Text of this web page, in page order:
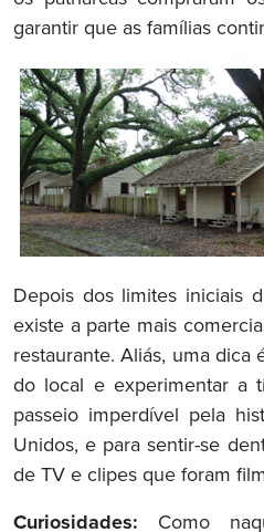
garantir que as famílias
Depois dos limites iniciais
existe a parte mais
restaurante. Aliás, uma dica
do local e experimentar a
passeio imperdível pela
Unidos, e para sentir-se
de TV e clipes que foram
Curiosidades: Como